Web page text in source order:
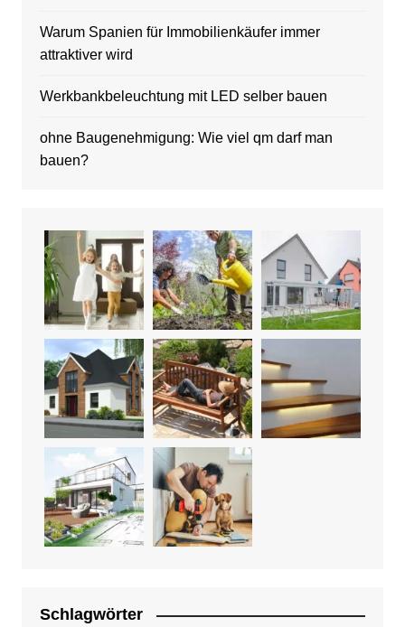
Warum Spanien für Immobilienkäufer immer
attraktiver wird
Werkbankbeleuchtung mit LED selber bauen
ohne Baugenehmigung: Wie viel qm darf man
bauen?
Schlagwörter